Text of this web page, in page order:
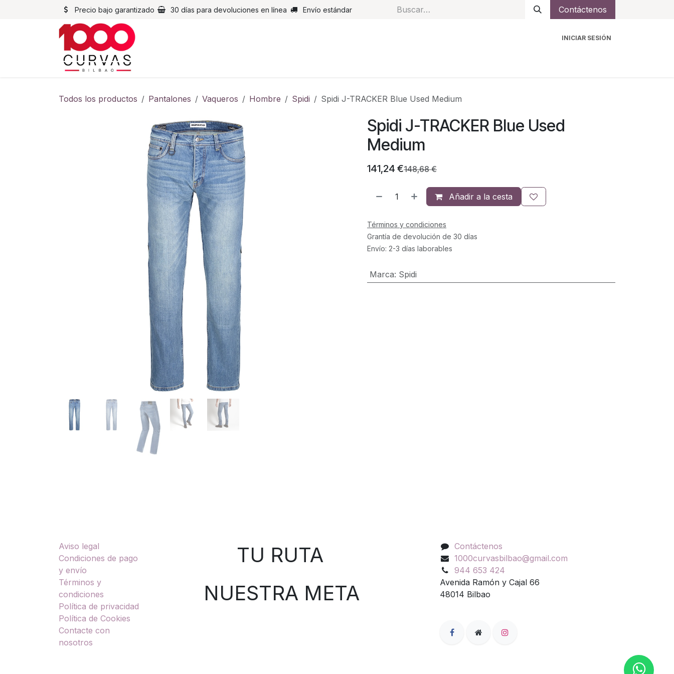
Precio bajo garantizado 30 días para devoluciones en línea Envío estándar Contáctenos
INICIAR SESIÓN
Todos los productos Pantalones Vaqueros Hombre Spidi Spidi J-TRACKER Blue Used Medium
Spidi J-TRACKER Blue Used
Medium
141,24 €148,68€
Añadir a la cesta
Términos y condiciones
Grantía de devolución de 30 días
Envío: 2-3 días laborables
Marca: Spidi
Aviso legal
Condiciones de pago
y envío
Términos y
condiciones
Política de privacidad
Política de Cookies
Contacte con
nosotros
TU RUTA
NUESTRA META
Contáctenos
1000curvasbilbao@gmail.com
944 653 424
Avenida Ramón y Cajal 66
48014 Bilbao